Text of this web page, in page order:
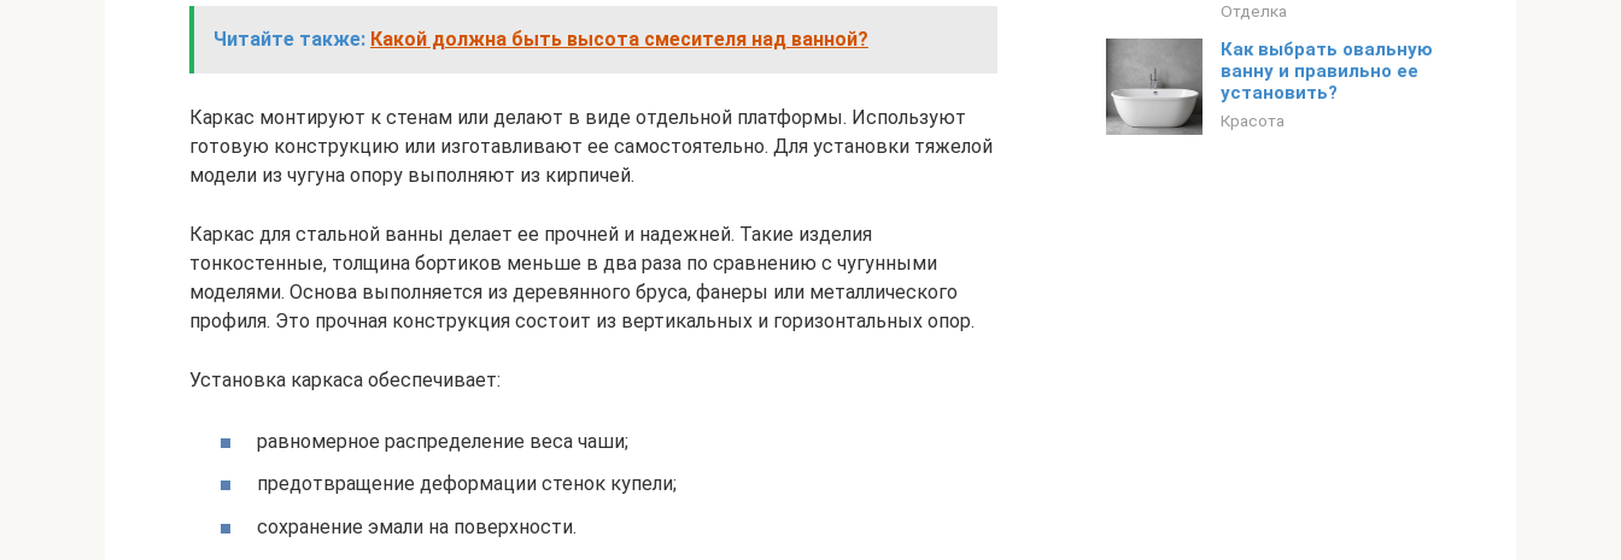
Читайте также: Какой должна быть высота смесителя над ванной?
Каркас монтируют к стенам или делают в виде отдельной платформы. Используют
готовую конструкцию или изготавливают ее самостоятельно. Для установки тяжелой
модели из чугуна опору выполняют из кирпичей.
Каркас для стальной ванны делает ее прочней и надежней. Такие изделия
тонкостенные, толщина бортиков меньше в два раза по сравнению с чугунными
моделями. Основа выполняется из деревянного бруса, фанеры или металлического
профиля. Это прочная конструкция состоит из вертикальных и горизонтальных опор.
Установка каркаса обеспечивает:
равномерное распределение веса чаши;
предотвращение деформации стенок купели;
сохранение эмали на поверхности.
Отделка
Как выбрать овальную
ванну и правильно ее
установить?
Красота